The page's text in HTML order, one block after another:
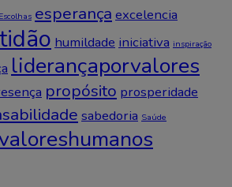
Escolhas esperança excelencia
humildade iniciativa inspiração
liderançaporvalores
propósito prosperidade
sabedoria Saúde
valoreshumanos